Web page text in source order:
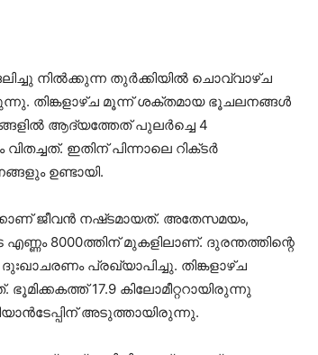
നിൽക്കുന്ന തുർക്കിയിൽ ചൊവ്വാഴ്‌ച
തിങ്കളാഴ്‌ച മൂന്ന് ശക്തമായ ഭൂചലനങ്ങൾ
ആദ്യത്തേത് പുലർച്ചെ 4
ഇതിന് പിന്നാലെ റിക്‌ടർ
ഉണ്ടായി.
ജീവൻ നഷ്‌ടമായത്. അതേസമയം,
8000ത്തിന് മുകളിലാണ്. ദുരന്തത്തിന്റെ
പ്രഖ്യാപിച്ചു. തിങ്കളാഴ്‌ച
17.9 കിലോമീറ്ററായിരുന്നു
അടുത്തായിരുന്നു.